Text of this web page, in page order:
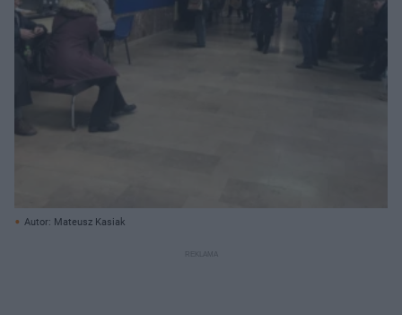
Autor: Mateusz Kasiak